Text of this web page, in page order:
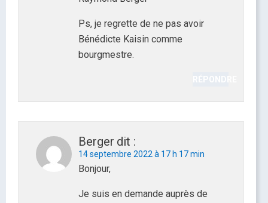
Ps, je regrette de ne pas avoir
Bénédicte Kaisin comme
bourgmestre.
RÉPONDRE
Berger dit :
14 septembre 2022 à 17 h 17 min
Bonjour,
Je suis en demande auprès de